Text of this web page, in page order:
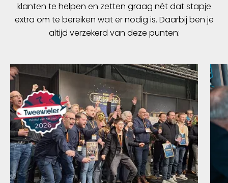
klanten te helpen en zetten graag nét dat stapje
extra om te bereiken wat er nodig is. Daarbij ben je
altijd verzekerd van deze punten: